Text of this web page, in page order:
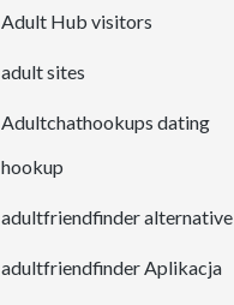
Adult Hub visitors
adult sites
Adultchathookups dating
hookup
adultfriendfinder alternative
adultfriendfinder Aplikacja